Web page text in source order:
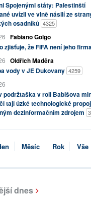
Spojenými státy: Palestinští
uvízli ve vlně násilí ze
osadníků 4325
Fabiano Golgo
zjišťuje, že FIFA není jeho
Oldřich Maděra
vody v JE Dukovany 4259
podržtaška v roli Babišova
tají úzké technologické
dezinformačním zdrojem
Měsíc Rok Vše
dnes